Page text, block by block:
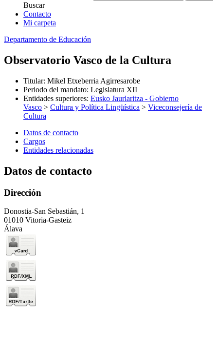
Buscar
Contacto
Mi carpeta
Departamento de Educación
Observatorio Vasco de la Cultura
Titular: Mikel Etxeberria Agirresarobe
Periodo del mandato: Legislatura XII
Entidades superiores: Eusko Jaurlaritza - Gobierno
Vasco > Cultura y Política Lingüística > Viceconsejería de
Cultura
Datos de contacto
Cargos
Entidades relacionadas
Datos de contacto
Dirección
Donostia-San Sebastián, 1
01010 Vitoria-Gasteiz
Álava